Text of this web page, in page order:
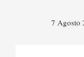
7 Agosto